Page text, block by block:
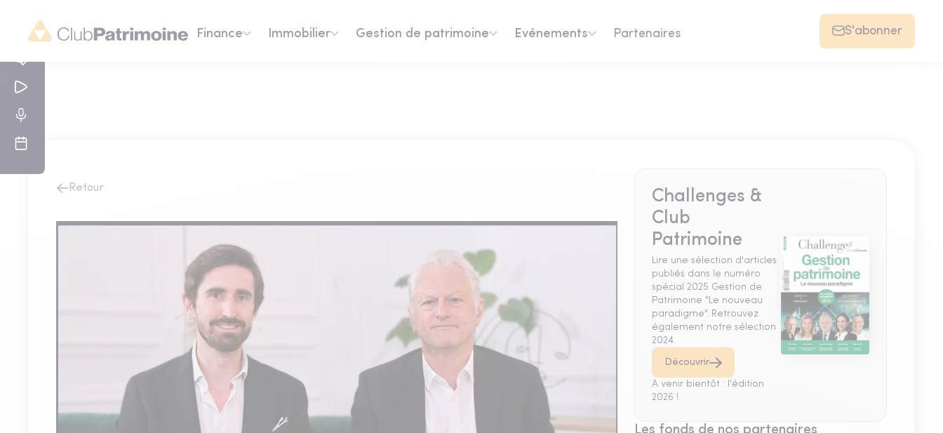
Finance Immobilier Gestion de patrimoine Evénements Partenaires S'abonner
Retour
Challenges &
Club
Patrimoine
Lire une sélection d'articles
publiés dans le numéro
spécial 2025 Gestion de
Patrimoine "Le nouveau
paradigme". Retrouvez
également notre sélection
2024.
Découvrir
A venir bientôt : l'édition
2026 !
Les fonds de nos partenaires